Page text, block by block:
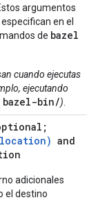
argumentos
en el
de bazel
cuando ejecutas
ejecutando
bazel-bin/)
and
adicionales
el destino